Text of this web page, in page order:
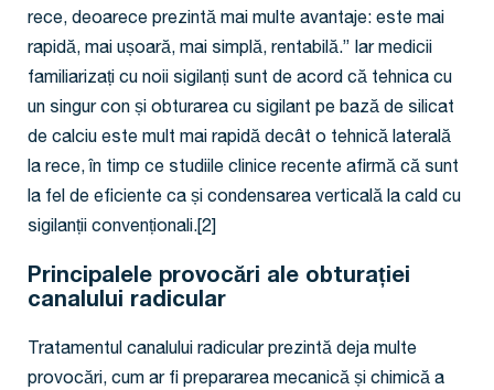
rece, deoarece prezintă mai multe avantaje: este mai
rapidă, mai ușoară, mai simplă, rentabilă.” Iar medicii
familiarizați cu noii sigilanți sunt de acord că tehnica cu
un singur con și obturarea cu sigilant pe bază de silicat
de calciu este mult mai rapidă decât o tehnică laterală
la rece, în timp ce studiile clinice recente afirmă că sunt
la fel de eficiente ca și condensarea verticală la cald cu
sigilanții convenționali.[2]
Principalele provocări ale obturației
canalului radicular
Tratamentul canalului radicular prezintă deja multe
provocări, cum ar fi prepararea mecanică și chimică a